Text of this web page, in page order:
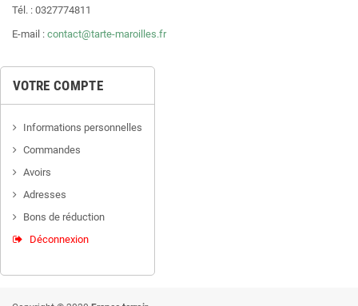
Tél. : 0327774811
E-mail : contact@tarte-maroilles.fr
VOTRE COMPTE
Informations personnelles
Commandes
Avoirs
Adresses
Bons de réduction
Déconnexion